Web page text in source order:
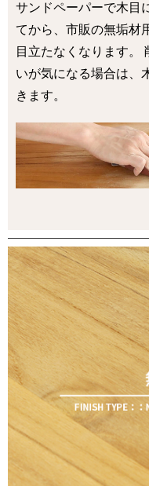
サンドペーパーで木目
てから、市販の無垢材
目立たなくなります。
いが気になる場合は、
きます。